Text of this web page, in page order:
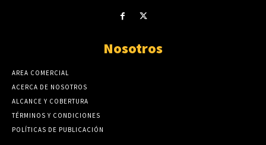
Nosotros
AREA COMERCIAL
ACERCA DE NOSOTROS
ALCANCE Y COBERTURA
TÉRMINOS Y CONDICIONES
POLÍTICAS DE PUBLICACIÓN